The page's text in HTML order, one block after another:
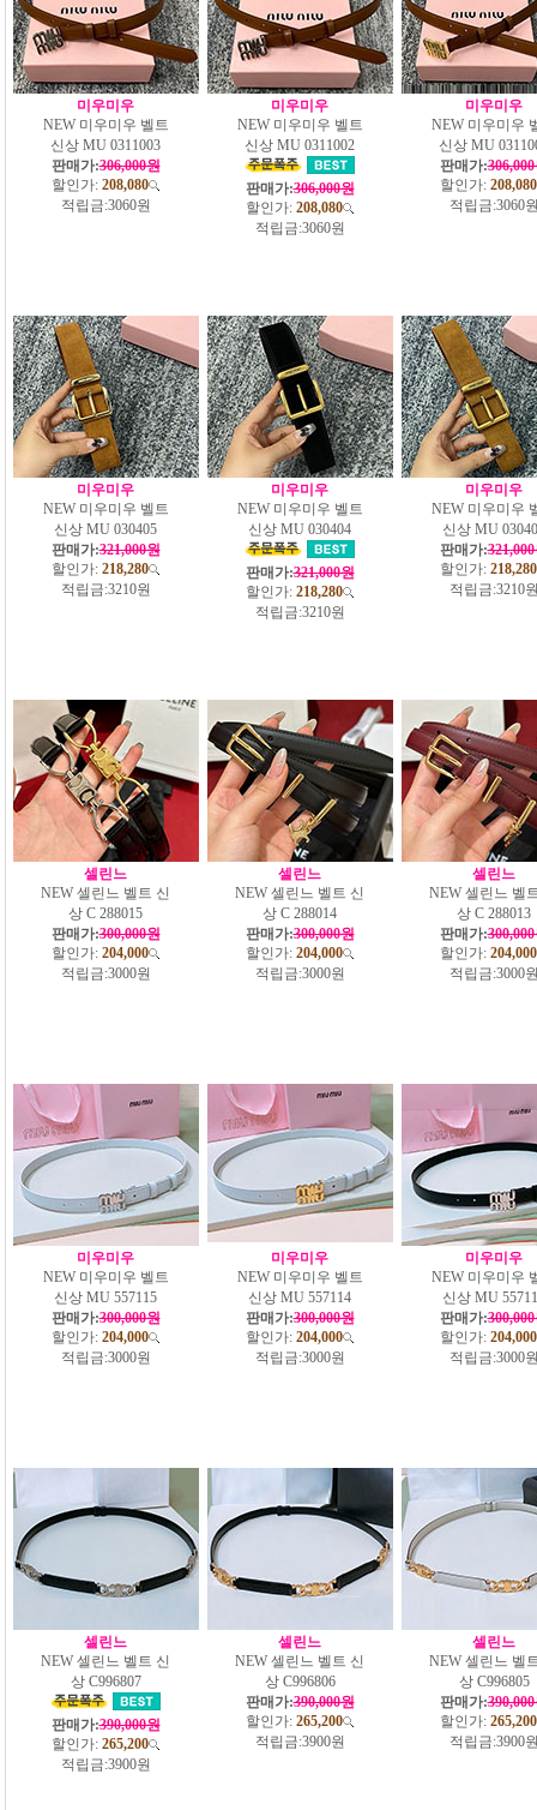
미우미우
NEW 미우미우 벨트
신상 MU 0311003
판매가:306,000원
할인가: 208,080
적립금:3060원
미우미우
NEW 미우미우 벨트
신상 MU 0311002
판매가:306,000원
할인가: 208,080
적립금:3060원
미우미우
NEW 미우미우
신상 MU
판매가:
할인가: 208,080
적립금:3060
미우미우
NEW 미우미우 벨트
신상 MU 030405
판매가:321,000원
할인가: 218,280
적립금:3210원
미우미우
NEW 미우미우 벨트
신상 MU 030404
판매가:321,000원
할인가: 218,280
적립금:3210원
미우미우
NEW 미우미우
신상 MU
판매가:
할인가: 218,280
적립금:3210
셀린느
NEW 셀린느 벨트 신
상 C 288015
판매가:300,000원
할인가: 204,000
적립금:3000원
셀린느
NEW 셀린느 벨트 신
상 C 288014
판매가:300,000원
할인가: 204,000
적립금:3000원
셀린느
NEW 셀린느 벨
상 C 288013
판매가:
할인가: 204,000
적립금:3000
미우미우
NEW 미우미우 벨트
신상 MU 557115
판매가:300,000원
할인가: 204,000
적립금:3000원
미우미우
NEW 미우미우 벨트
신상 MU 557114
판매가:300,000원
할인가: 204,000
적립금:3000원
미우미우
NEW 미우미우
신상 MU
판매가:
할인가: 204,000
적립금:3000
셀린느
NEW 셀린느 벨트 신
상 C996807
판매가:390,000원
할인가: 265,200
적립금:3900원
셀린느
NEW 셀린느 벨트 신
상 C996806
판매가:390,000원
할인가: 265,200
적립금:3900원
셀린느
NEW 셀린느 벨
상 C996805
판매가:
할인가: 265,200
적립금:3900